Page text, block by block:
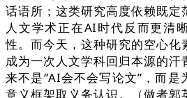
话语所；这类研究高度依赖既定
人文学术正在AI时代反而更清
性。而今天，这种研究的空心化
成为一次人文学科回归本源的汗
来不是“AI会不会写论文”，而是
意义框架取义务认识。（做者郭